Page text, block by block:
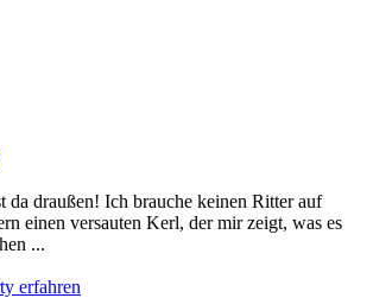
da draußen! Ich brauche keinen Ritter auf
einen versauten Kerl, der mir zeigt, was es
...
erfahren